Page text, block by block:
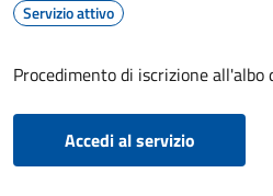
Servizio attivo
Procedimento di iscrizione all'albo
Accedi al servizio